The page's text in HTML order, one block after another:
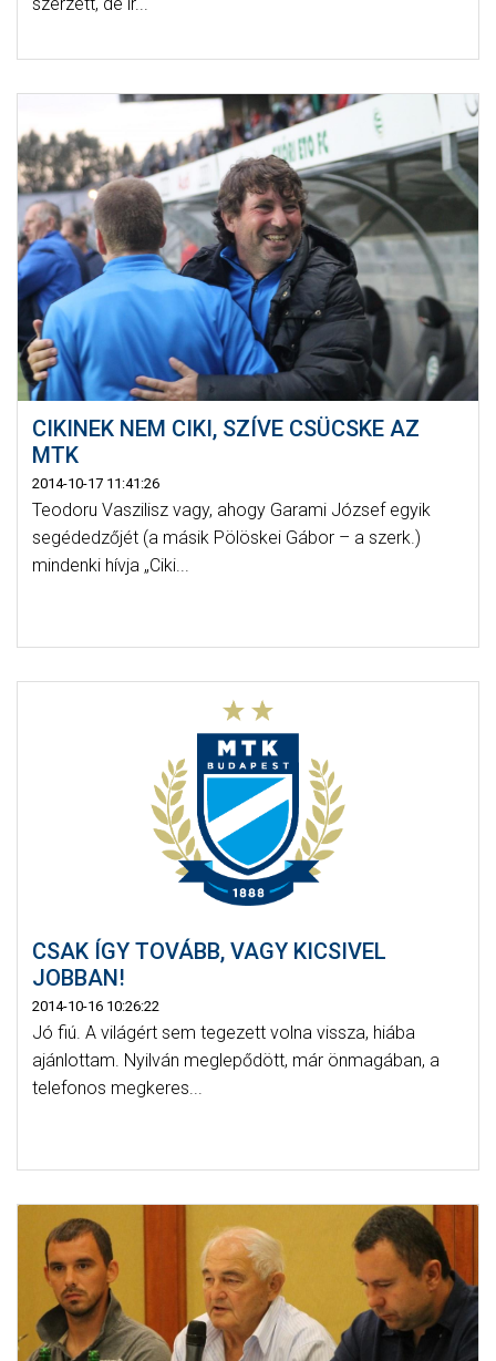
CIKINEK NEM CIKI, SZÍVE CSÜCSKE AZ
MTK
2014-10-17 11:41:26
Teodoru Vaszilisz vagy, ahogy Garami József egyik
segédedzőjét (a másik Pölöskei Gábor – a szerk.)
mindenki hívja „Ciki...
CSAK ÍGY TOVÁBB, VAGY KICSIVEL
JOBBAN!
2014-10-16 10:26:22
Jó fiú. A világért sem tegezett volna vissza, hiába
ajánlottam. Nyilván meglepődött, már önmagában, a
telefonos megkeres...